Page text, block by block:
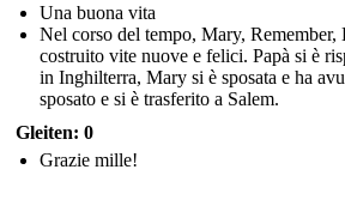
Una buona vita
Nel corso del tempo, Mary, Remember,
costruito vite nuove e felici. Papà si è
in Inghilterra, Mary si è sposata e ha
sposato e si è trasferito a Salem.
Gleiten: 0
Grazie mille!